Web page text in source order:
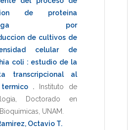
de proteina
por
de cultivos de
celular de
coli : estudio de la
transcripcional al
.
Instituto de
Doctorado en
UNAM
Octavio T.